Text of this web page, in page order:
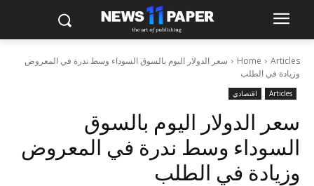
Home Articles
سعر الدولار اليوم بالسوق السوداء وسط ندرة في المعروض
وزيادة في الطلب
Articles اقتصادي
سعر الدولار اليوم بالسوق
السوداء وسط ندرة في المعروض
وزيادة في الطلب